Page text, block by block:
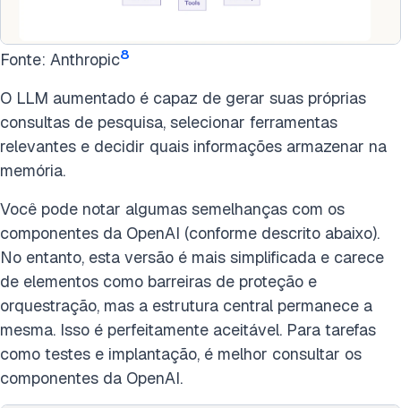
Fonte: Anthropic8
O LLM aumentado é capaz de gerar suas próprias
consultas de pesquisa, selecionar ferramentas
relevantes e decidir quais informações armazenar na
memória.
Você pode notar algumas semelhanças com os
componentes da OpenAI (conforme descrito abaixo).
No entanto, esta versão é mais simplificada e carece
de elementos como barreiras de proteção e
orquestração, mas a estrutura central permanece a
mesma. Isso é perfeitamente aceitável. Para tarefas
como testes e implantação, é melhor consultar os
componentes da OpenAI.